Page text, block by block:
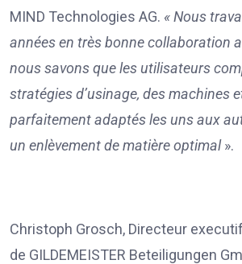
MIND Technologies AG. «Nous
années en très bonne collaboration
nous savons que les utilisateurs
stratégies d’usinage, des machines
parfaitement adaptés les uns aux
un enlèvement de matière optimal».
Christoph Grosch, Directeur
de GILDEMEISTER Beteiligungen